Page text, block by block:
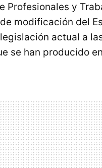
Profesionales y
modificación del
actual a
se han producido